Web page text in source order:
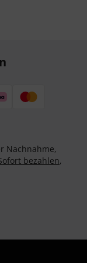
Nachnahme,
bezahlen,